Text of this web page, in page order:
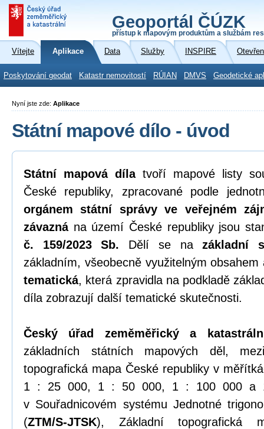
Geoportál ČÚZK
přístup k mapovým produktům a službám
Vítejte Aplikace Data Služby INSPIRE
Poskytování geodat Katastr nemovitostí RÚIAN DMVS Geodetické
Nyní jste zde: Aplikace
Státní mapové dílo - úvod
Státní mapová dílatvoří mapové listy
České republiky, zpracované podle
orgánem státní správy ve veřejném
závaznána území České republiky jsou
č. 159/2023 Sb. Dělí se nazákladní
základním, všeobecně využitelným
tematická, která zpravidla na podkladě
díla zobrazují další tematické skutečnosti.
Český úřad zeměměřický a
základních státních mapových děl,
topografická mapa České republiky v
1 : 25 000, 1 : 50 000, 1 : 100 000 a
v Souřadnicovém systému Jednotné
(ZTM/S-JTSK), Základní topografická